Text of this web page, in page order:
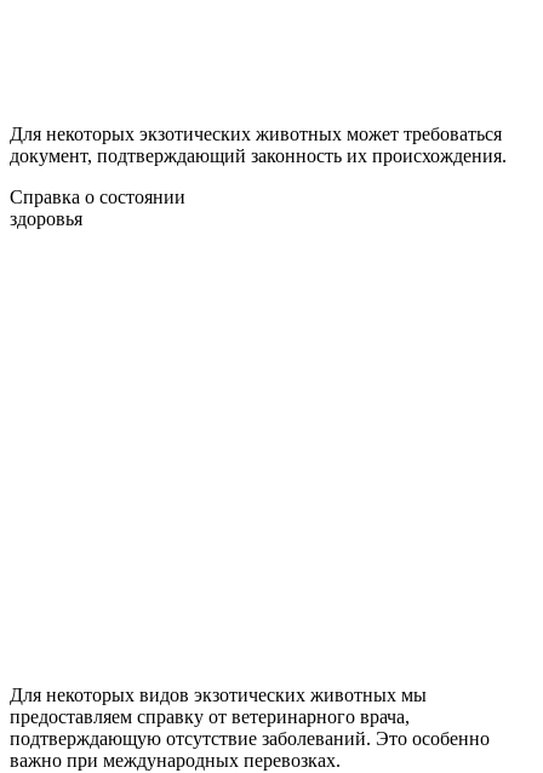
Для некоторых экзотических животных может требоваться
документ, подтверждающий законность их происхождения.
Справка о состоянии
здоровья
Для некоторых видов экзотических животных мы
предоставляем справку от ветеринарного врача,
подтверждающую отсутствие заболеваний. Это особенно
важно при международных перевозках.